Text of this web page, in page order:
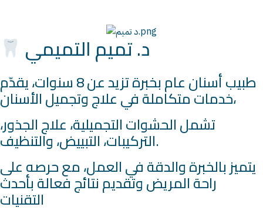
د. تميم التميمي
طبيب أسنان عام بخبرة تزيد عن 8 سنوات، يقدّم
خدمات متكاملة في علاج وتجميل الأسنان،
تشمل الحشوات التجميلية، علاج الجذور،
التركيبات، التبييض، والتنظيف.
يتميز بالخبرة والدقة في العمل، مع حرصه على
راحة المريض وتقديم نتائج فعالة بأحدث
التقنيات